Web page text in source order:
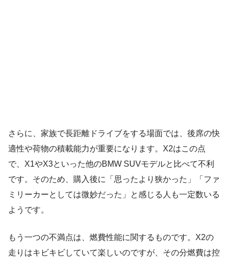
さらに、家族で長距離ドライブをする場面では、後席の快
適性や荷物の積載能力が重要になります。X2はこの点
で、X1やX3といった他のBMW SUVモデルと比べて不利
です。そのため、購入後に「思ったより狭かった」「ファ
ミリーカーとしては微妙だった」と感じる人も一定数いる
ようです。
もう一つの不満点は、燃費性能に関するものです。X2の
走りはキビキビしていて楽しいのですが、その分燃費は控